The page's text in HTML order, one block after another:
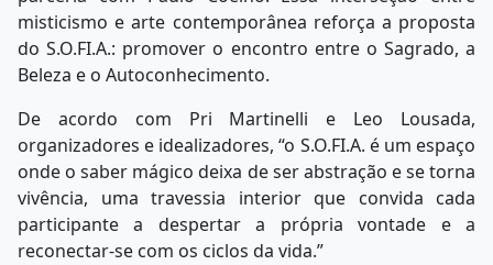
misticismo e arte contemporânea reforça a proposta
do S.O.FI.A.: promover o encontro entre o Sagrado, a
Beleza e o Autoconhecimento.
De acordo com Pri Martinelli e Leo Lousada,
organizadores e idealizadores, “o S.O.FI.A. é um espaço
onde o saber mágico deixa de ser abstração e se torna
vivência, uma travessia interior que convida cada
participante a despertar a própria vontade e a
reconectar-se com os ciclos da vida.”